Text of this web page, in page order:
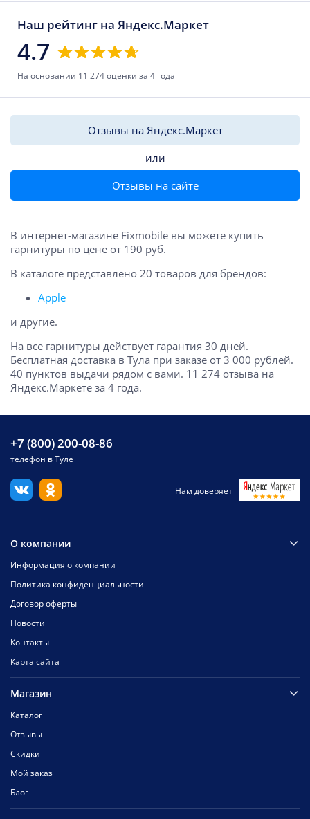
Наш рейтинг на Яндекс.Маркет
4.7
На основании 11 274 оценки за 4 года
Отзывы на Яндекс.Маркет
или
Отзывы на сайте
В интернет-магазине Fixmobile вы можете купить
гарнитуры по цене от 190 руб.
В каталоге представлено 20 товаров для брендов:
Apple
и другие.
На все гарнитуры действует гарантия 30 дней.
Бесплатная доставка в Тула при заказе от 3 000 рублей.
40 пунктов выдачи рядом с вами. 11 274 отзыва на
Яндекс.Маркете за 4 года.
+7 (800) 200-08-86
телефон в Туле
Нам доверяет
О компании
Информация о компании
Политика конфиденциальности
Договор оферты
Новости
Контакты
Карта сайта
Магазин
Каталог
Отзывы
Скидки
Мой заказ
Блог